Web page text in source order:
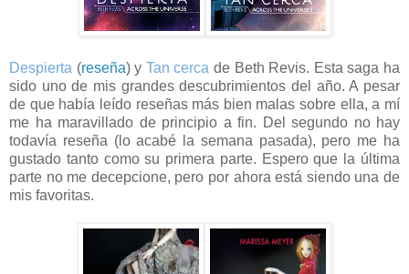
Despierta (reseña) y Tan cerca de Beth Revis. Esta saga ha
sido uno de mis grandes descubrimientos del año. A pesar
de que había leído reseñas más bien malas sobre ella, a mí
me ha maravillado de principio a fin. Del segundo no hay
todavía reseña (lo acabé la semana pasada), pero me ha
gustado tanto como su primera parte. Espero que la última
parte no me decepcione, pero por ahora está siendo una de
mis favoritas.